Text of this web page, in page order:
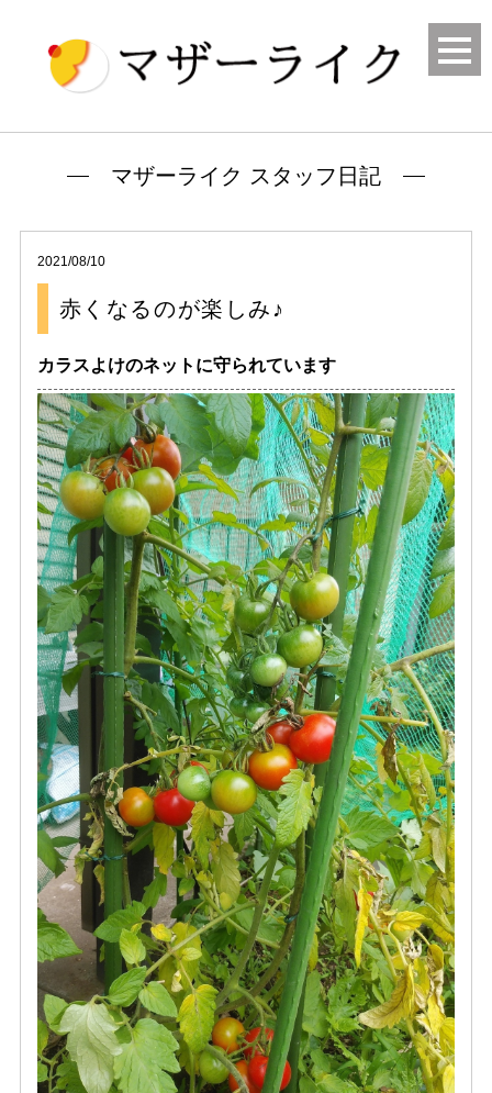
マザーライク スタッフ日記
2021/08/10
赤くなるのが楽しみ♪
カラスよけのネットに守られています